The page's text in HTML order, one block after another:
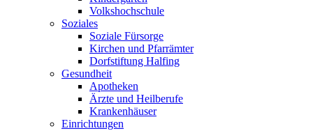
Volkshochschule
Soziales
Soziale Fürsorge
Kirchen und Pfarrämter
Dorfstiftung Halfing
Gesundheit
Apotheken
Ärzte und Heilberufe
Krankenhäuser
Einrichtungen